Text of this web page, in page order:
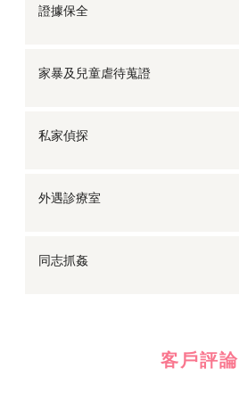
證據保全
家暴及兒童虐待蒐證
私家偵探
外遇診療室
同志抓姦
客戶評論